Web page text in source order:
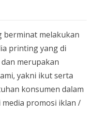
berminat melakukan
printing yang di
merupakan
yakni ikut serta
konsumen dalam
promosi iklan /